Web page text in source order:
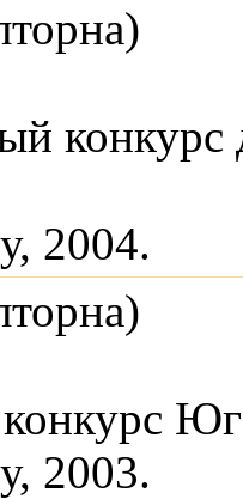
2004.
2003.